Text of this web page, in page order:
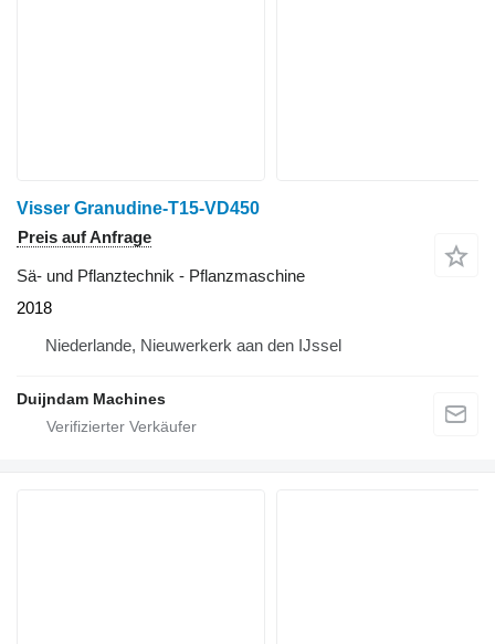
Visser Granudine-T15-VD450
Preis auf Anfrage
Sä- und Pflanztechnik - Pflanzmaschine
2018
Niederlande, Nieuwerkerk aan den IJssel
Duijndam Machines